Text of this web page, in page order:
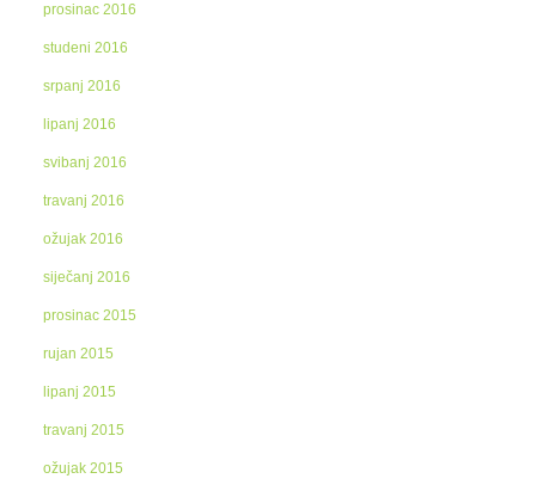
prosinac 2016
studeni 2016
srpanj 2016
lipanj 2016
svibanj 2016
travanj 2016
ožujak 2016
siječanj 2016
prosinac 2015
rujan 2015
lipanj 2015
travanj 2015
ožujak 2015